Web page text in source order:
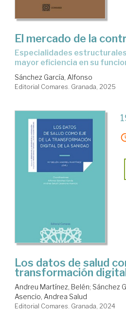
El mercado de la
Especialidades estructurales y posibilidades de
mayor eficiencia en su
Sánchez García, Alfonso
Editorial Comares. Granada, 2025
Los datos de salud
transformación digital
Andreu Martínez, Belén; Sánchez
Asencio, Andrea Salud
Editorial Comares. Granada, 2024